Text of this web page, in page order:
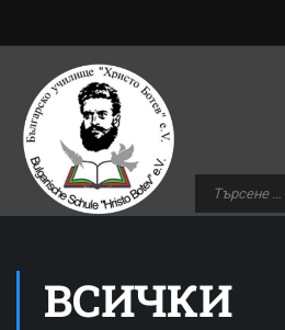
ВСИЧКИ